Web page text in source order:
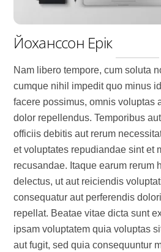
Йоханссон Ерік
Nam libero tempore, cum soluta
cumque nihil impedit quo minus
facere possimus, omnis voluptas
dolor repellendus. Temporibus
officiis debitis aut rerum
et voluptates repudiandae sint et
recusandae. Itaque earum rerum
delectus, ut aut reiciendis
consequatur aut perferendis
repellat. Beatae vitae dicta sunt
ipsam voluptatem quia voluptas
aut fugit, sed quia consequuntur